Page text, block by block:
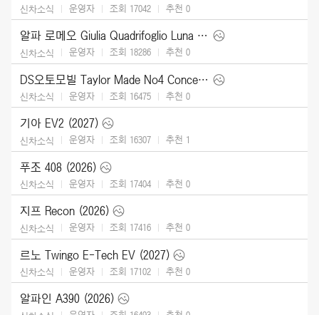
신차소식 운영자 조회 17042 추천 0
알파 로메오 Giulia Quadrifoglio Luna Rossa (2026)
신차소식 운영자 조회 18286 추천 0
DS오토모빌 Taylor Made No4 Concept (2026)
신차소식 운영자 조회 16475 추천 0
기아 EV2 (2027)
신차소식 운영자 조회 16307 추천 1
푸조 408 (2026)
신차소식 운영자 조회 17404 추천 0
지프 Recon (2026)
신차소식 운영자 조회 17416 추천 0
르노 Twingo E-Tech EV (2027)
신차소식 운영자 조회 17102 추천 0
알파인 A390 (2026)